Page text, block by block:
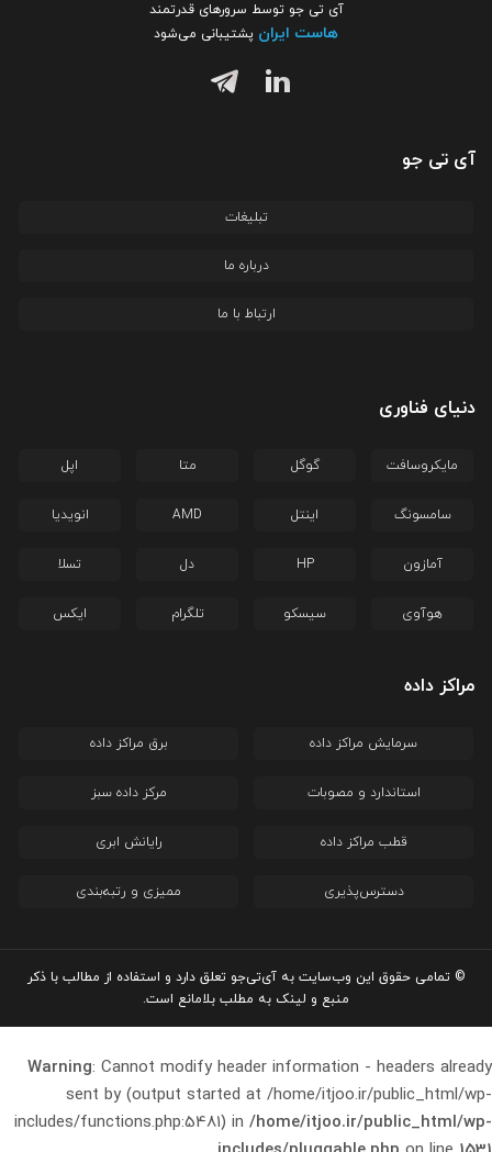
آی تی جو توسط سرورهای قدرتمند
هاست ایران پشتیبانی می‌شود
آی تی جو
تبلیغات
درباره ما
ارتباط با ما
دنیای فناوری
مایکروسافت گوگل متا اپل
سامسونگ اینتل AMD انویدیا
آمازون HP دل تسلا
هوآوی سیسکو تلگرام ایکس
مراکز داده
سرمایش مراکز داده برق مراکز داده
استاندارد و مصوبات مرکز داده سبز
قطب مراکز داده رایانش ابری
دسترس‌پذیری ممیزی و رتبه‌بندی
© تمامی حقوق این وب‌سایت به آی‌تی‌جو تعلق دارد و استفاده از مطالب با ذکر
منبع و لینک به مطلب بلامانع است.
Warning: Cannot modify header information - headers already
sent by (output started at /home/itjoo.ir/public_html/wp-
includes/functions.php:5481) in /home/itjoo.ir/public_html/wp-